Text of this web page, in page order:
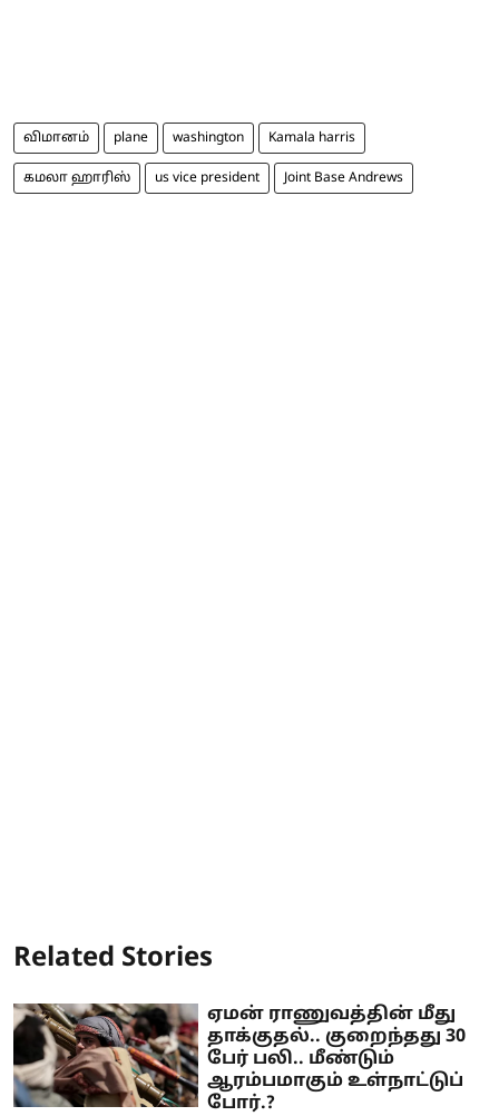
விமானம் plane washington Kamala harris
கமலா ஹாரிஸ் us vice president Joint Base Andrews
Related Stories
ஏமன் ராணுவத்தின் மீது
தாக்குதல்.. குறைந்தது 30
பேர் பலி.. மீண்டும்
ஆரம்பமாகும் உள்நாட்டுப்
போர்.?